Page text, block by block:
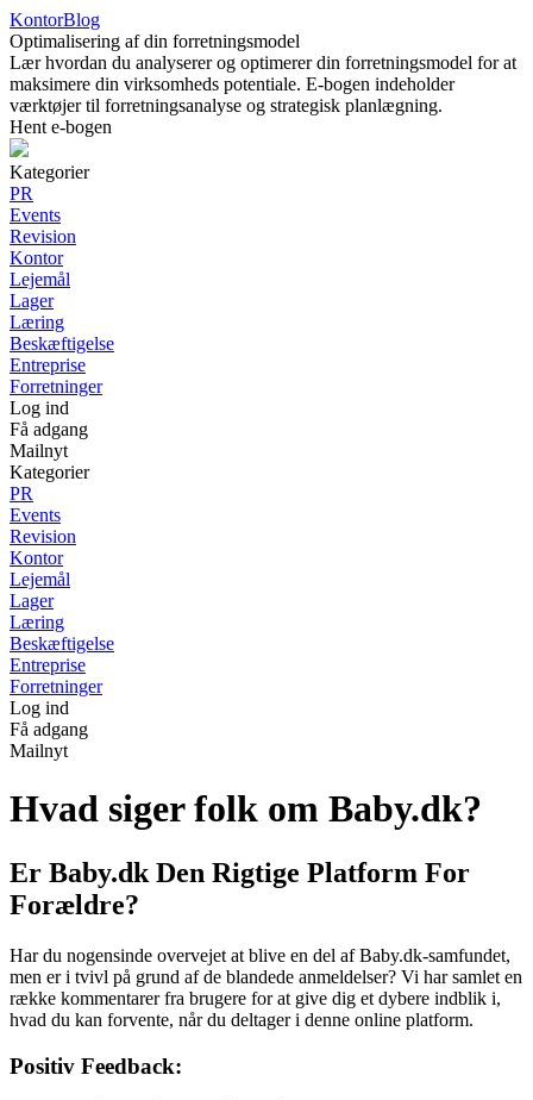
KontorBlog
Optimalisering af din forretningsmodel
Lær hvordan du analyserer og optimerer din forretningsmodel for at
maksimere din virksomheds potentiale. E-bogen indeholder
værktøjer til forretningsanalyse og strategisk planlægning.
Hent e-bogen
Kategorier
PR
Events
Revision
Kontor
Lejemål
Lager
Læring
Beskæftigelse
Entreprise
Forretninger
Log ind
Få adgang
Mailnyt
Kategorier
PR
Events
Revision
Kontor
Lejemål
Lager
Læring
Beskæftigelse
Entreprise
Forretninger
Log ind
Få adgang
Mailnyt
Hvad siger folk om Baby.dk?
Er Baby.dk Den Rigtige Platform For
Forældre?
Har du nogensinde overvejet at blive en del af Baby.dk-samfundet,
men er i tvivl på grund af de blandede anmeldelser? Vi har samlet en
række kommentarer fra brugere for at give dig et dybere indblik i,
hvad du kan forvente, når du deltager i denne online platform.
Positiv Feedback: